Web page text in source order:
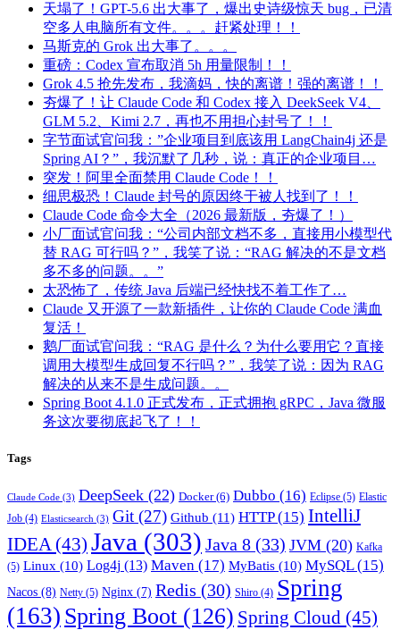
天塌了！GPT-5.6 出大事了，爆出史诗级惊天 bug，已清
空多人电脑所有文件。。。赶紧处理！！
马斯克的 Grok 出大事了。。。
重磅：Codex 宣布取消 5h 用量限制！！
Grok 4.5 抢先发布，我滴妈，快的离谱！强的离谱！！
夯爆了！让 Claude Code 和 Codex 接入 DeekSeek V4、
GLM 5.2、Kimi 2.7，再也不用担心封号了！！
字节面试官问我：”企业项目到底该用 LangChain4j 还是
Spring AI？”，我沉默了几秒，说：真正的企业项目…
突发！阿里全面禁用 Claude Code！！
细思极恐！Claude 封号的原因终于被人找到了！！
Claude Code 命令大全（2026 最新版，夯爆了！）
小厂面试官问我：“公司内部文档不多，直接用小模型代
替 RAG 可行吗？”，我笑了说：“RAG 解决的不是文档
多不多的问题。。”
太恐怖了，传统 Java 后端已经快找不着工作了…
Claude 又开源了一款新插件，让你的 Claude Code 满血
复活！
鹅厂面试官问我：“RAG 是什么？为什么要用它？直接
调用大模型生成回复不行吗？”，我笑了说：因为 RAG
解决的从来不是生成问题。。
Spring Boot 4.1.0 正式发布，正式拥抱 gRPC，Java 微服
务这次要彻底起飞了！！
Tags
Claude Code (3) DeepSeek (22) Docker(6) Dubbo (16) Eclipse (5) Elastic
Job (4) Elasticsearch (3) Git (27) Github (11) HTTP(15) IntelliJ
IDEA (43) Java (303) Java 8 (33) JVM (20) Kafka
(5) Linux (10) Log4j (13) Maven (17) MyBatis (10) MySQL(15)
Nacos (8) Netty (5) Nginx (7) Redis (30) Shiro (4) Spring
(163) Spring Boot (126) Spring Cloud (45)